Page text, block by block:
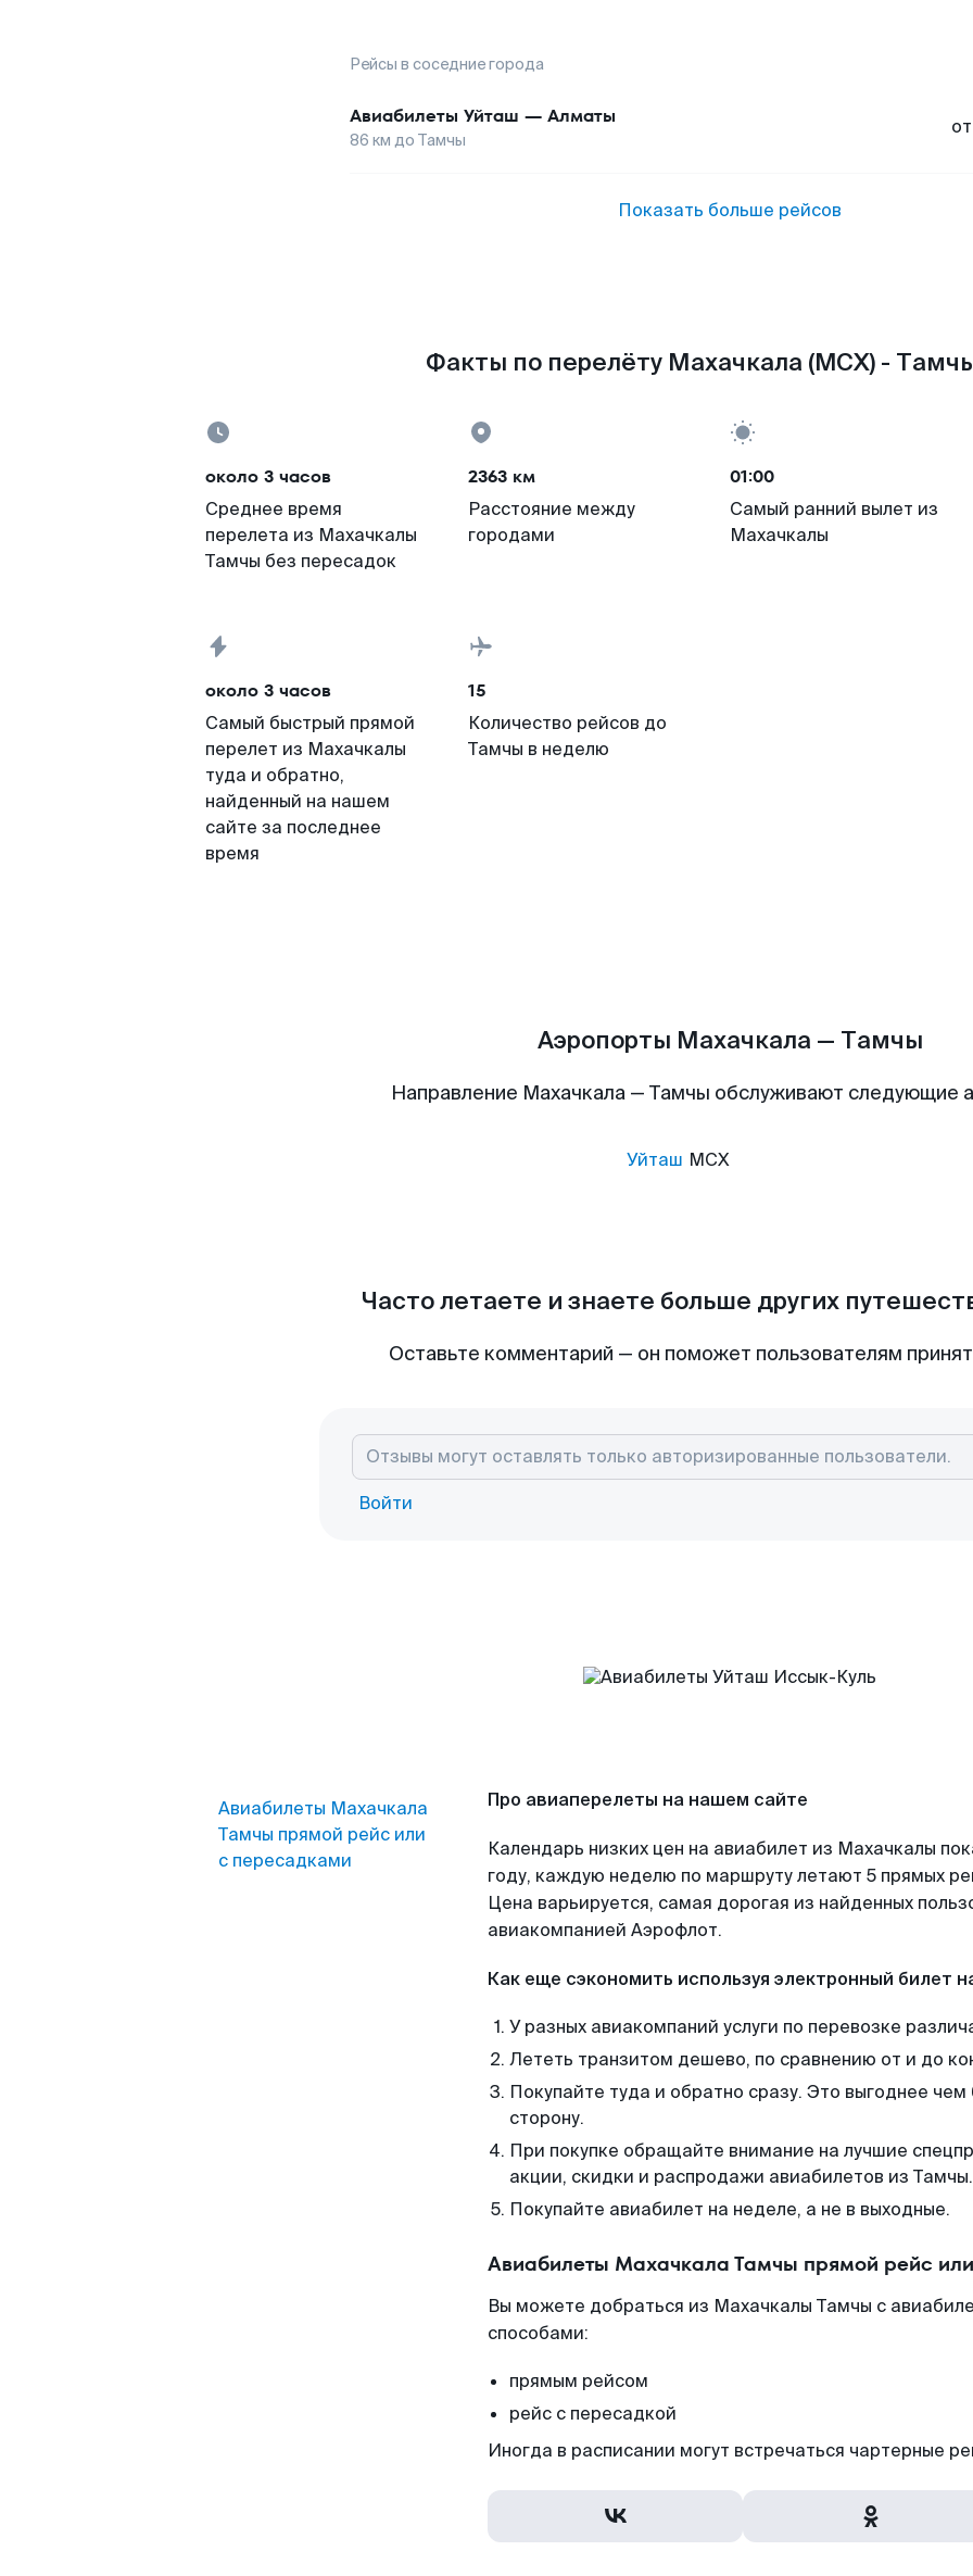
Рейсы в соседние города
Авиабилеты Уйташ — Алматы
86 км до Тамчы
от
Показать больше рейсов
Факты по перелёту Махачкала (MCX) -
около 3 часов
Среднее время
перелета из Махачкалы
Тамчы без пересадок
2363 км
Расстояние между
городами
01:00
Самый ранний вылет из
Махачкалы
около 3 часов
Самый быстрый прямой
перелет из Махачкалы
туда и обратно,
найденный на нашем
сайте за последнее
время
15
Количество рейсов до
Тамчы в неделю
Аэропорты Махачкала — Тамчы
Направление Махачкала — Тамчы обслуживают следующие
Уйташ MCX
Часто летаете и знаете больше других
Оставьте комментарий — он поможет пользователям
Войти
Авиабилеты Махачкала
Тамчы прямой рейс или
с пересадками
Про авиаперелеты на нашем сайте
Календарь низких цен на авиабилет из Махачкалы
году, каждую неделю по маршруту летают 5 прямых
Цена варьируется, самая дорогая из найденных
авиакомпанией Аэрофлот.
Как еще сэкономить используя электронный билет
У разных авиакомпаний услуги по перевозке
Лететь транзитом дешево, по сравнению от и до
Покупайте туда и обратно сразу. Это выгоднее
сторону.
При покупке обращайте внимание на лучшие
акции, скидки и распродажи авиабилетов из Тамчы.
Покупайте авиабилет на неделе, а не в выходные.
Авиабилеты Махачкала Тамчы прямой рейс
Вы можете добраться из Махачкалы Тамчы с
способами:
прямым рейсом
рейс с пересадкой
Иногда в расписании могут встречаться чартерные